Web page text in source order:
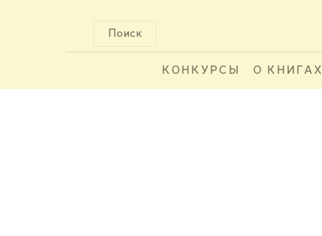
Поиск
КОНКУРСЫ О КНИГАХ